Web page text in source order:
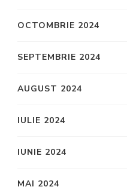
OCTOMBRIE 2024
SEPTEMBRIE 2024
AUGUST 2024
IULIE 2024
IUNIE 2024
MAI 2024